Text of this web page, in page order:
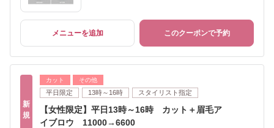
メニューを追加 このクーポンで予約
新
規
カット その他
平日限定 13時～16時 スタイリスト指定
【女性限定】平日13時～16時 カット＋眉毛ア
イブロウ 11000→6600